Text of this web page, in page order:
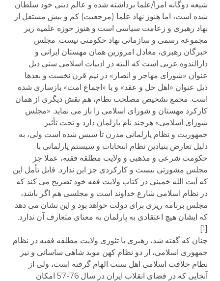
شیعه دوگانه امرا/علما برداشته شده و عالم دینی خود سلطان
شده است، اما هنوز نهاد علما (مرجعیت) کم و بیش مستقل از
نهاد رهبری و زعامت سیاسی است و هنوز حوزه علمیه زیر
مجموعه رسمی و سازمانی نهاد حکومتی نیست. مجلس
خبرگان رهبری، معادل امروزین همان مهستان ایرانی و
دارالندوه عربی است که البته در ادبیات اسلامی سنی ذیل
عنوان «شورای مهاجر و انصار» در نیم قرن نخست و بعدها
ذیل عنوان «اهل حل و عقد» و یا «اجماع امت» بازسازی شده
است. مجمع تشخیص مصلحت نظام، هم نقش دیگری از همان
کارکرد مهستان و شورای اسلامی را باز می نماید. «مجلس
شورای اسلامی» هرچند نام پارلمان دارد و تحت تأثیر
جمهوریت و نظام پارلمانی مدرن تأ سیس شده است ولی، به
دلیل تعارض بنیادین نظام انتخابات و سیستم پارلمانی با
حکومت شرعی و مذهبی و ولایت مطلقه فقیه، عملا جز
مجلس مشورتی نیست و کارکردی جز این ندارد. قابل تأمل این
که آیت الله خمینی در کتاب ولایت فقه خود تصریح می کند که
در نظام اسلامی شارع خداوند است و مجلسی هم اگر باشد،
مجلس برنامه ریزی برای دولت خواهد بود و این نشان می دهد
که ایشان هیچ اعتقادی به پارلمان به معنای متعارف آن ندارد.
[1]
چنان که گفته شد، رهبری با تئوری ولایت مطلقه فقیه در نظام
جمهوری اسلامی، از دو نظام کهن موبد شاهی ساسانی و نیز
نظام خلافت اسلامی اهل سنت الهام گرفته است، ولی از
آنجایی که در فضای انقلاب ایران در سال 76-57 امکان